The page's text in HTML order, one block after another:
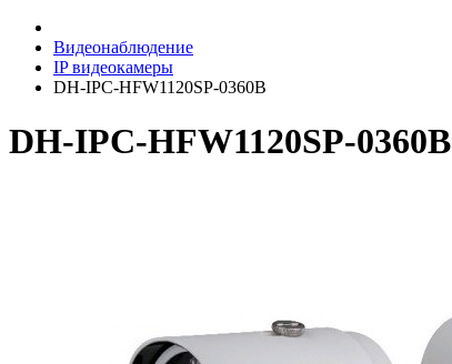
Видеонаблюдение
IP видеокамеры
DH-IPC-HFW1120SP-0360B
DH-IPC-HFW1120SP-0360B